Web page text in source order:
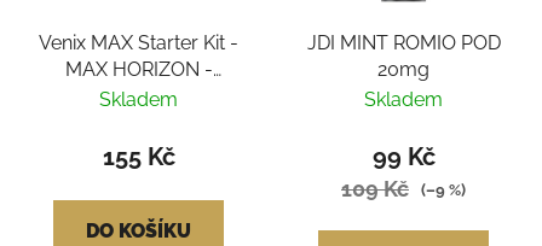
Venix MAX Starter Kit -
MAX HORIZON -
Strawberry Kiwi-X
Skladem
155 Kč
DO KOŠÍKU
JDI MINT ROMIO POD
20mg
Skladem
99 Kč
109 Kč (–9 %)